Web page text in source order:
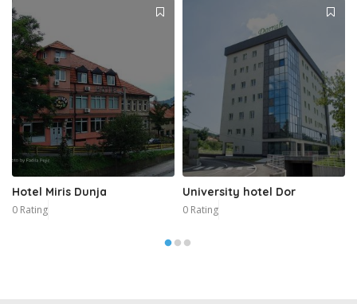
Hotel Miris Dunja
0 Rating
University hotel Dor
0 Rating